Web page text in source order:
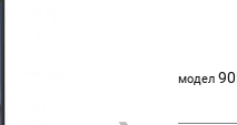
модел